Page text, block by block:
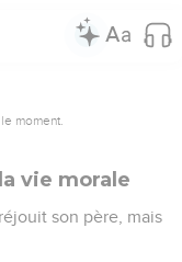
moment.
vie morale
son père, mais